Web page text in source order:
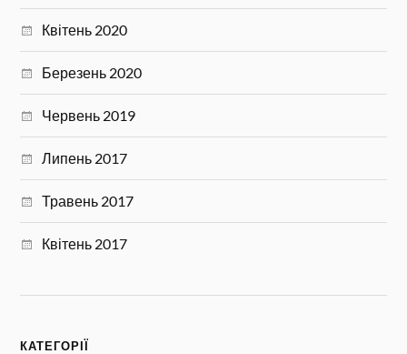
Квітень 2020
Березень 2020
Червень 2019
Липень 2017
Травень 2017
Квітень 2017
КАТЕГОРІЇ